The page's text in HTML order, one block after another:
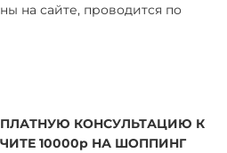
на сайте, проводится по
КОНСУЛЬТАЦИЮ К
10000р НА ШОППИНГ